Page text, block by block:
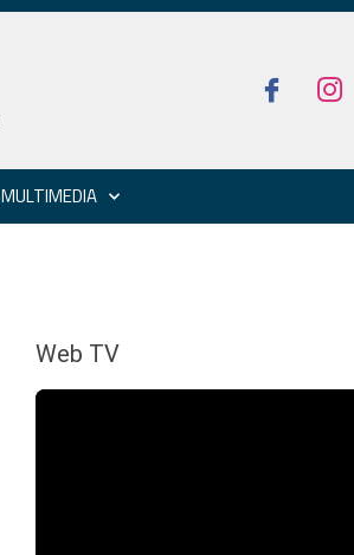
MULTIMEDIA
Web TV